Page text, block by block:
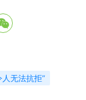
无法抗拒”